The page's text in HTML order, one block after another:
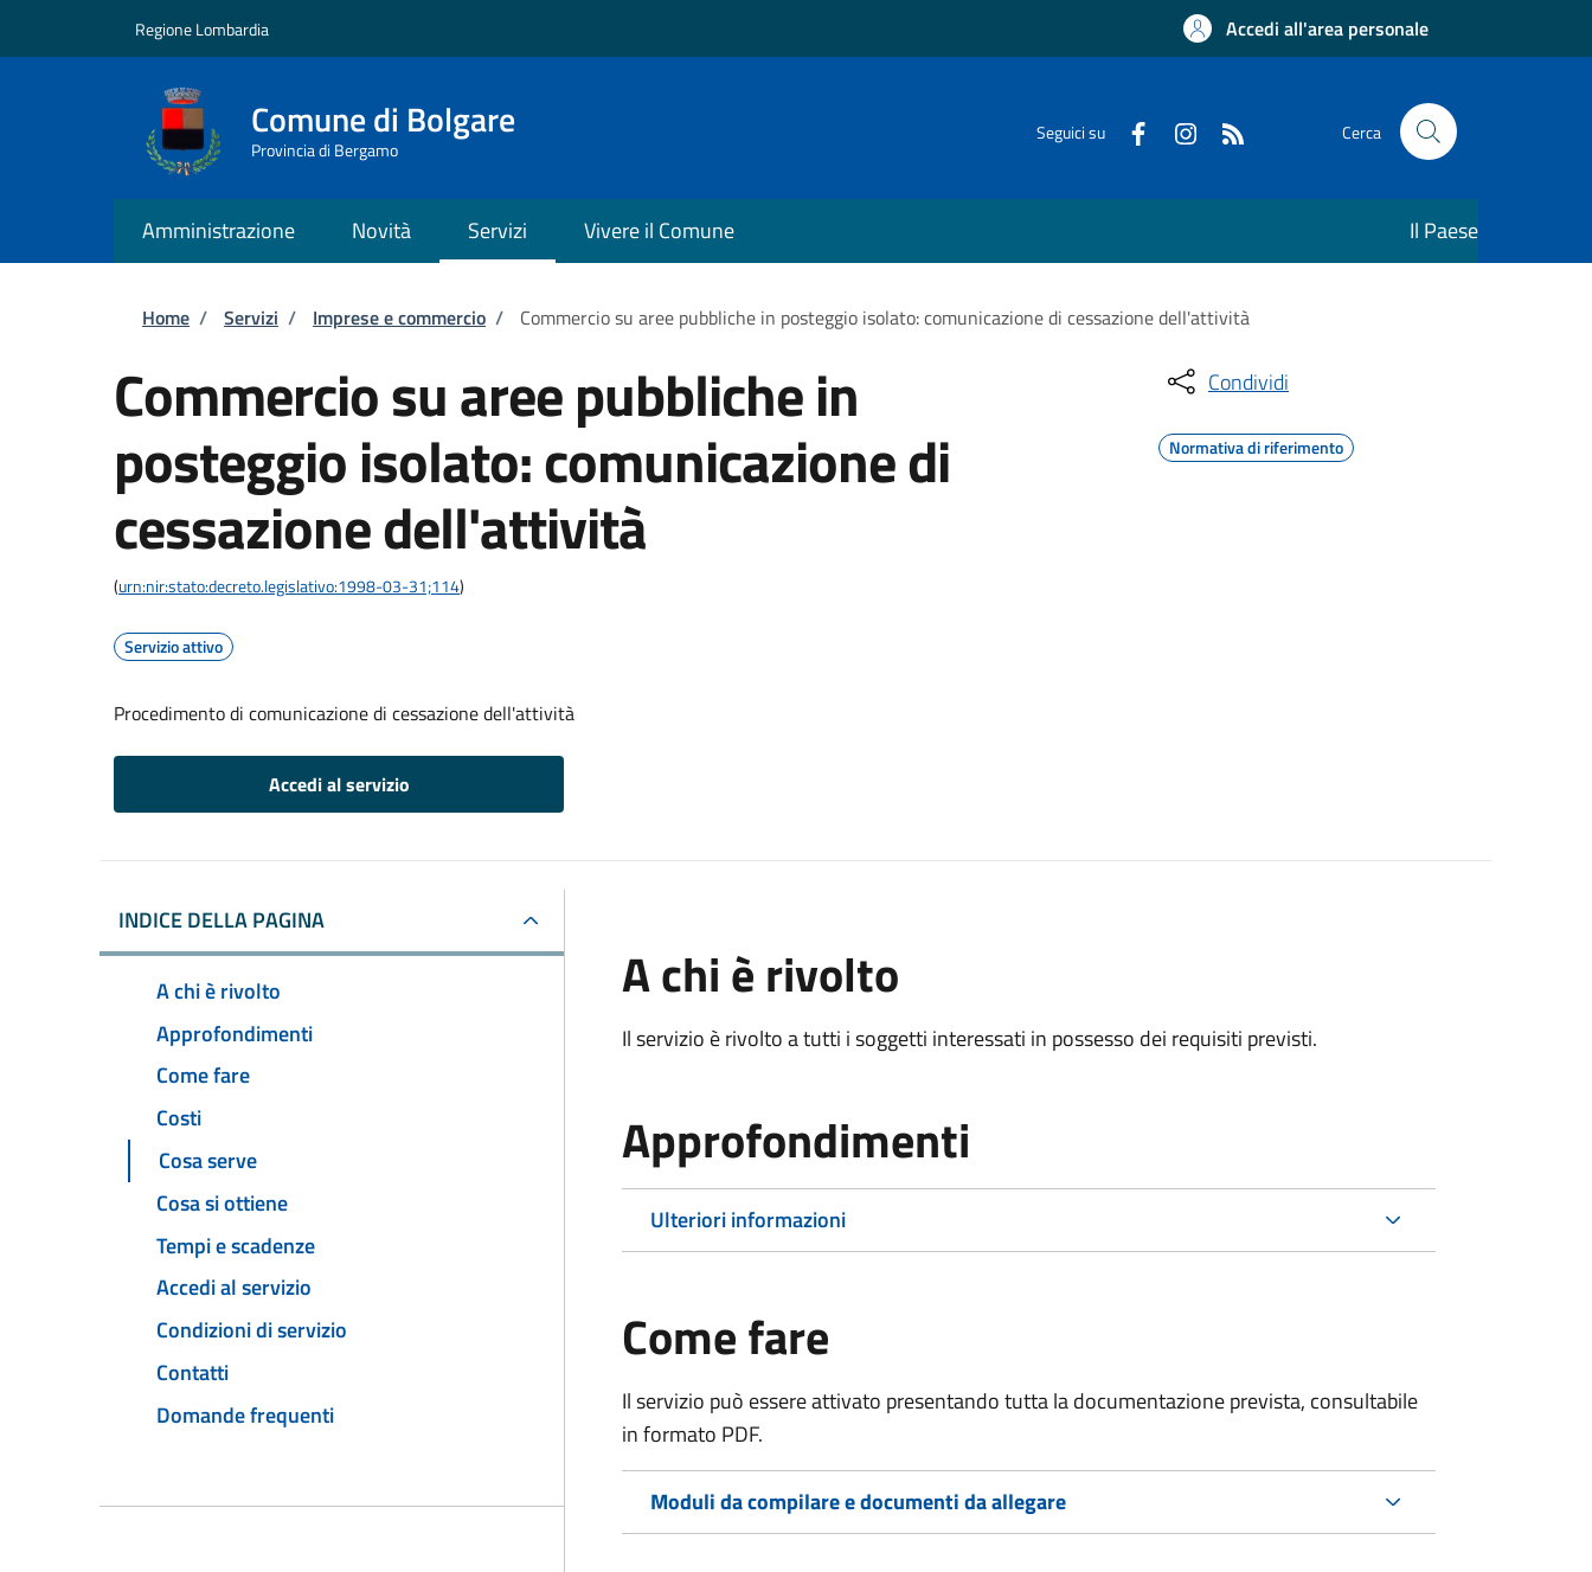
Regione Lombardia Accedi all'area personale
Comune di Bolgare
Provincia di Bergamo
Seguici su Cerca
Amministrazione Novità Servizi Vivere il Comune Il Paese
Briciole di pane
Home / Servizi / Imprese e commercio / Commercio su aree pubbliche in posteggio isolato: comunicazione di cessazione dell'attività
Commercio su aree pubbliche in
posteggio isolato: comunicazione di
cessazione dell'attività
(urn:nir:stato:decreto.legislativo:1998-03-31;114)
Servizio attivo
Procedimento di comunicazione di cessazione dell'attività
Accedi al servizio
Condividi
Normativa di riferimento
INDICE DELLA PAGINA
A chi è rivolto
Approfondimenti
Come fare
Costi
Cosa serve
Cosa si ottiene
Tempi e scadenze
Accedi al servizio
Condizioni di servizio
Contatti
Domande frequenti
A chi è rivolto
Il servizio è rivolto a tutti i soggetti interessati in possesso dei requisiti previsti.
Approfondimenti
Ulteriori informazioni
Come fare
Il servizio può essere attivato presentando tutta la documentazione prevista, consultabile
in formato PDF.
Moduli da compilare e documenti da allegare